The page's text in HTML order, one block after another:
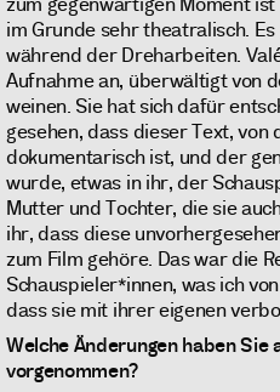
im Grunde sehr theatralisch.
während der Dreharbeiten.
Aufnahme an, überwältigt von
weinen. Sie hat sich dafür
gesehen, dass dieser Text, von
dokumentarisch ist, und der
wurde, etwas in ihr, der
Mutter und Tochter, die sie
ihr, dass diese
zum Film gehöre. Das war die
Schauspieler*innen, was ich
dass sie mit ihrer eigenen
Welche Änderungen haben Sie
vorgenommen?